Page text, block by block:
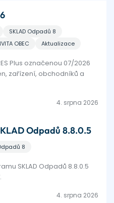
SKLAD Odpadů 8
OBEC Aktualizace
Plus označenou 07/2026
zařízení, obchodníků a
4. srpna 2026
Odpadů 8.8.0.5
8
SKLAD Odpadů 8.8.0.5
4. srpna 2026